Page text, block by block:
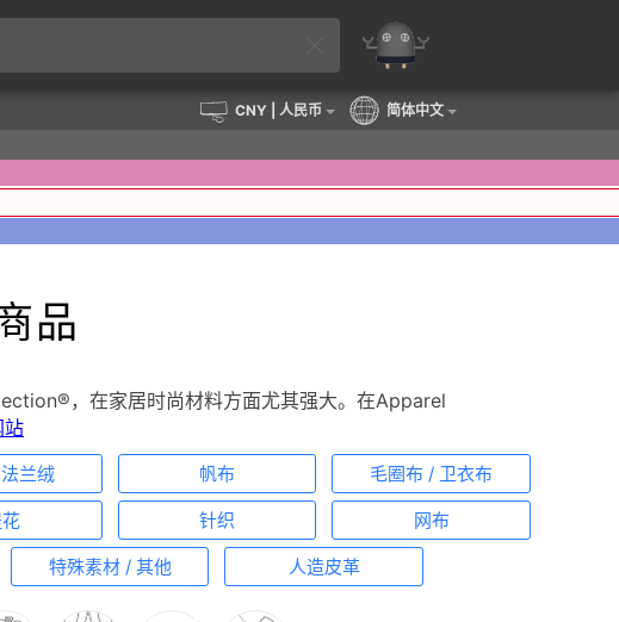
CNY| 人民币 简体中文
品
，在家居时尚材料方面尤其强大。在Apparel
站
兰绒 帆布 毛圈布 / 卫衣布
针织 网布
特殊素材 / 其他 人造皮革